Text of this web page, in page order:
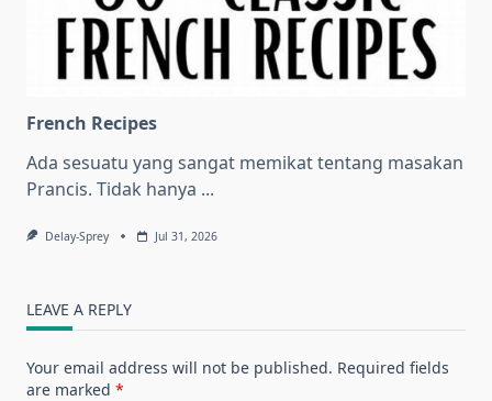
French Recipes
Ada sesuatu yang sangat memikat tentang masakan
Prancis. Tidak hanya ...
Delay-Sprey Jul 31, 2026
LEAVE A REPLY
Your email address will not be published. Required fields
are marked *